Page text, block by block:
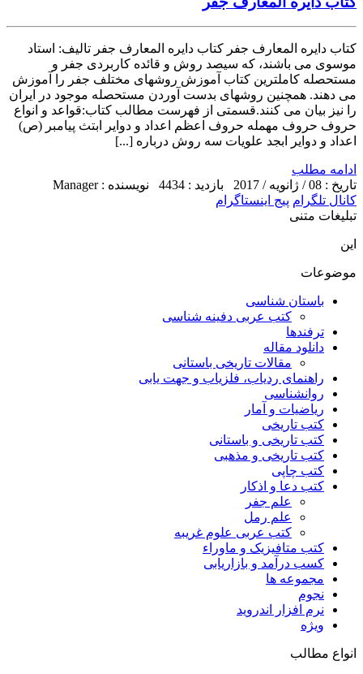
کتاب دایره المعارف جفر کتاب دایره المعارف جفر تالیف: استاد
موسوی می باشند، که سیصد روش و قائده کاربردی جفر و
مستحصله کاملترین کتاب آموزش روشهای مختلف جفر را آموزش
می دهند. همچنین روشهای بدست آوردن مستحصله موجود در ایران
را نیز بیان می کنند.قسمتی از فهرست مطالب کتاب:قواعد و انواع
حروف حروف مهمله حروف اعظم اعداد و دوایر ابتث پیامبر (ص)
اعداد و دوایر ابجد علویات سه روش درباره [...]
ادامه مطلب
تاریخ : 08 / ژانویه / 2017
بازدید : 4434
نویسنده : Manager
کانال تلگرام پیج اینستاگرام
تبلیغات متنی
این
موضوعات
باستان شناسی
کتب عربی دفینه شناسی
ترفندها
دانلود مقاله
مقالات تاریخی باستانی
راهنمای ردیاب، فلزیاب و جهت یابی
روانشناسی
ریاضیات و آمار
کتب تاریخی
کتب تاریخی و باستانی
کتب تاریخی و مذهبی
کتب چاپی
کتب دعا و اذکار
علم جفر
علم رمل
کتب عربی علوم غریبه
کتب متافیزیک و ماوراء
کسب درآمد و بازاریابی
مجموعه ها
نجوم
نرم افزار اندروید
ویژه
انواع مطالب